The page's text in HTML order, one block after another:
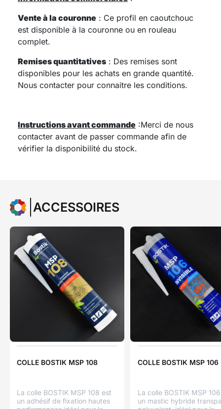
Vente à la couronne : Ce profil en caoutchouc
est disponible à la couronne ou en rouleau
complet.
Remises quantitatives : Des remises sont
disponibles pour les achats en grande quantité.
Nous contacter pour connaitre les conditions.
Instructions avant commande :Merci de nous
contacter avant de passer commande afin de
vérifier la disponibilité du stock.
ACCESSOIRES
COLLE BOSTIK MSP 108
La colle BOSTIK MSP 108 est
un adhésif de fixation hautes
COLLE BOSTIK MSP 106
La colle BOSTIK MSP
un mastic hybride